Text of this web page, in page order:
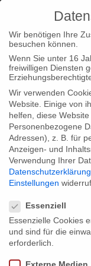
Home Typ|News
Die gebrueder beetz
mehr als 50
und TV produziert.
TV-Internet
Wir benötigen Ihre
besuchen können.
Wenn Sie unter 16
freiwilligen Diensten
Wir verwenden
Website. Einige von
helfen, diese
Personenbezogene
Adressen), z. B. für
Anzeigen- und
Verwendung Ihrer
Datenschutzerklärung
Einstellungen
Essenziell
Essenzielle Cookies
und sind für die
erforderlich.